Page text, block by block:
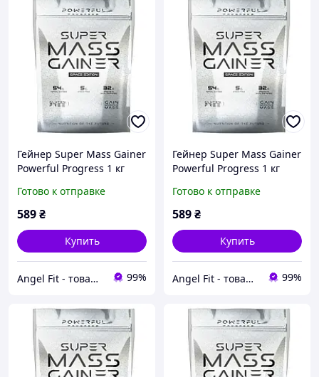
Гейнер Super Mass Gainer
Powerful Progress 1 кг
Готово к отправке
589₴
Купить
Angel Fit - товари для здоров'я, спорту та активного життя 99%
Гейнер Super Mass Gainer
Powerful Progress 1 кг
Готово к отправке
589₴
Купить
Angel Fit - товари для здоров'я, спорту та активного життя 99%